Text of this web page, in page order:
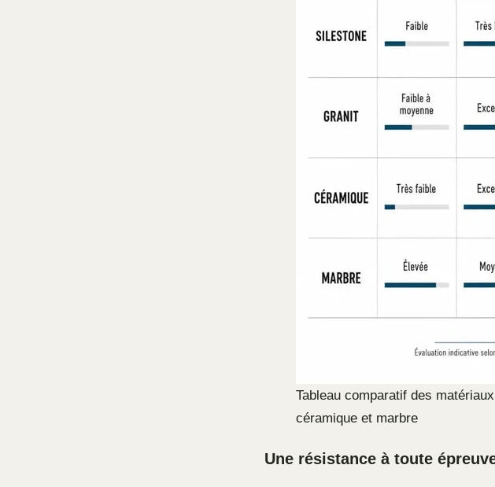
Tableau comparatif des
céramique et marbre
Une résistance à toute